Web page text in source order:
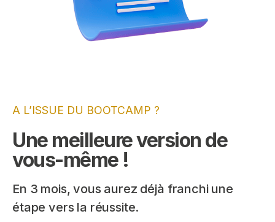
A L’ISSUE DU BOOTCAMP ?
Une meilleure version de
vous-même !
En 3 mois, vous aurez déjà franchi une
étape vers la réussite.